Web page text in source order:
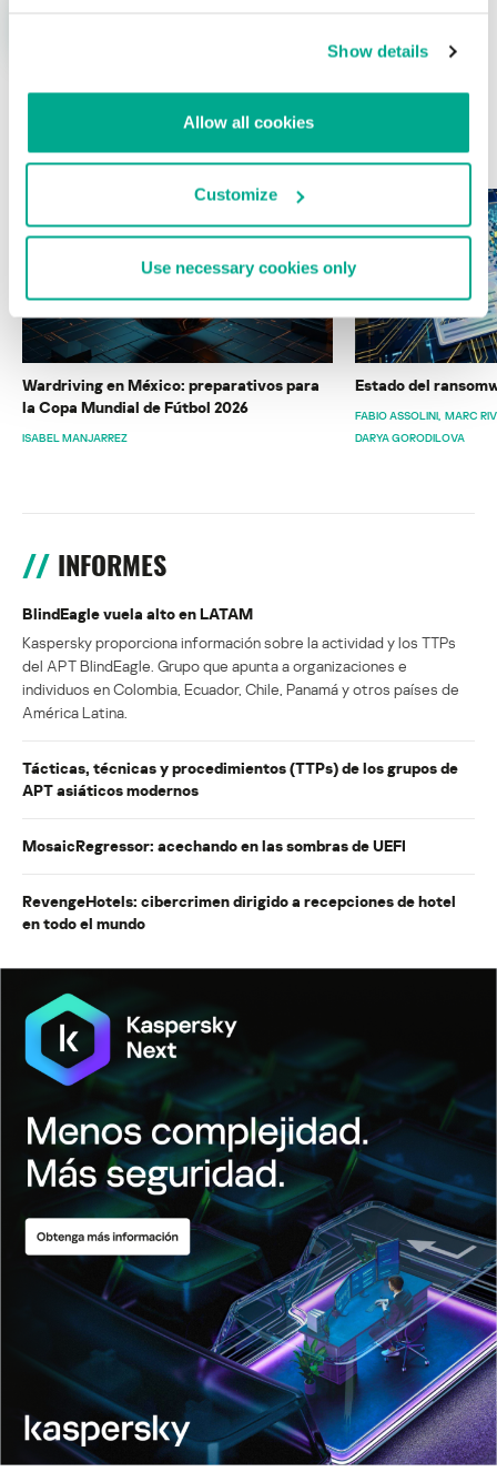
Show details
Allow all cookies
Customize
Use necessary cookies only
ÚLTIMAS PUBLICACIONES
Wardriving en México: preparativos para
la Copa Mundial de Fútbol 2026
ISABEL MANJARREZ
Estado del
FABIO ASSOLINI MARC
DARYA GORODILOVA
INFORMES
BlindEagle vuela alto en LATAM
Kaspersky proporciona información sobre la actividad y los TTPs
del APT BlindEagle. Grupo que apunta a organizaciones e
individuos en Colombia, Ecuador, Chile, Panamá y otros países de
América Latina.
Tácticas, técnicas y procedimientos (TTPs) de los grupos de
APT asiáticos modernos
MosaicRegressor: acechando en las sombras de UEFI
RevengeHotels: cibercrimen dirigido a recepciones de hotel
en todo el mundo